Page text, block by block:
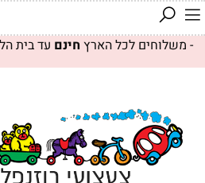
- משלוחים לכל הארץ חינם עד בית